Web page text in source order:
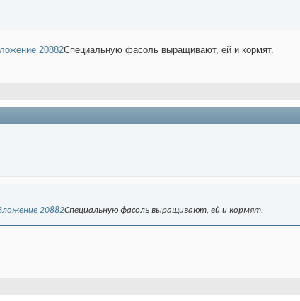
20882Специальную фасоль выращивают, ей и кормят.
20882Специальную фасоль выращивают, ей и кормят.